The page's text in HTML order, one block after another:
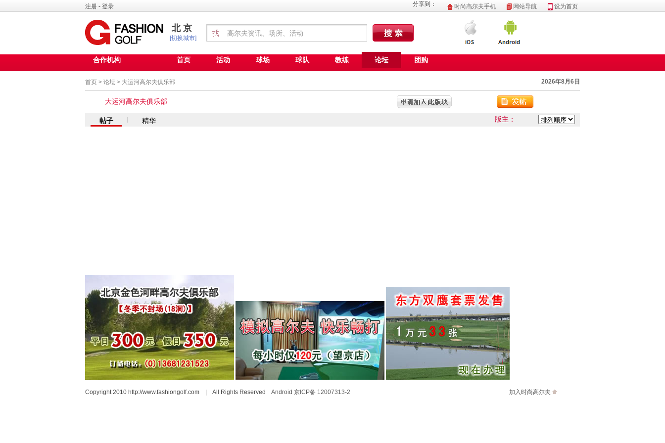
注册 - 登录 设为首页
网站导航
时尚高尔夫手机
分享到：
北京
[切换城市]
合作机构 首页 活动 球场 球队 教练 论坛 团购
首页 > 论坛 > 大运河高尔夫俱乐部 2026年8月6日
大运河高尔夫俱乐部
帖子 精华 版主：
Copyright 2010 http://www.fashiongolf.com | All Rights Reserved Android 京ICP备 12007313-2 加入时尚高尔夫